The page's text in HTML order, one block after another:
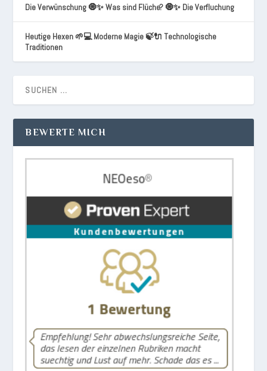
Die Verwünschung 🧿✨ Was sind Flüche? 🧿✨ Die Verfluchung
Heutige Hexen 🌱💻 Moderne Magie 🍃🔌 Technologische
Traditionen
BEWERTE MICH